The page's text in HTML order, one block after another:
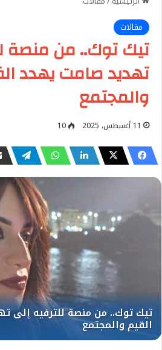
مقالات
تيك توك.. من منصة
تهديد صامت يهدد
والمجتمع
11 أغسطس، 2025 10